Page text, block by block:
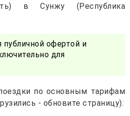
в Сунжу (Республика
офертой и
для
по основным тарифам
- обновите страницу):